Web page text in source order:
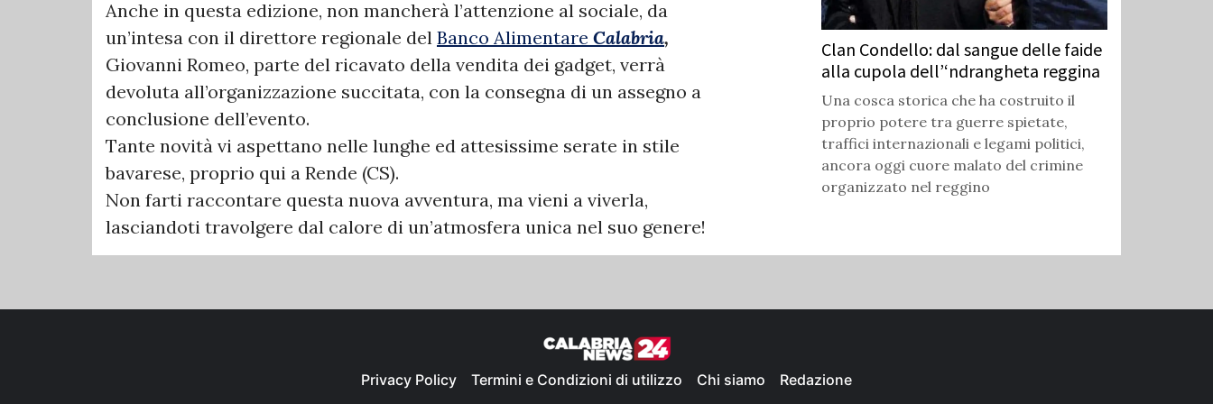
Anche in questa edizione, non mancherà l’attenzione al sociale, da
un’intesa con il direttore regionale del Banco Alimentare Calabria,
Giovanni Romeo, parte del ricavato della vendita dei gadget, verrà
devoluta all’organizzazione succitata, con la consegna di un assegno a
conclusione dell’evento.
Tante novità vi aspettano nelle lunghe ed attesissime serate in stile
bavarese, proprio qui a Rende (CS).
Non farti raccontare questa nuova avventura, ma vieni a viverla,
lasciandoti travolgere dal calore di un’atmosfera unica nel suo genere!
Clan Condello: dal sangue delle faide
alla cupola dell’‘ndrangheta reggina
Una cosca storica che ha costruito il
proprio potere tra guerre spietate,
traffici internazionali e legami politici,
ancora oggi cuore malato del crimine
organizzato nel reggino
Privacy Policy Termini e Condizioni di utilizzo Chi siamo Redazione